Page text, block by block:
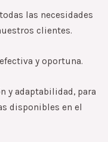
las necesidades
clientes.
y oportuna.
y adaptabilidad, para
disponibles en el